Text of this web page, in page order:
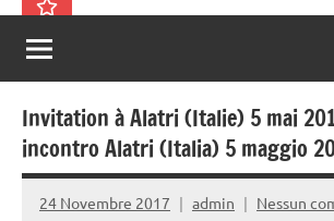
Associazione
Italiana
Familiari
e
Vittime
tutte
vittime
della
strada
Archivio
Invitation à Alatri (Italie) 5 mai
incontro Alatri (Italia) 5 maggio
24 Novembre 2017 admin Nessun